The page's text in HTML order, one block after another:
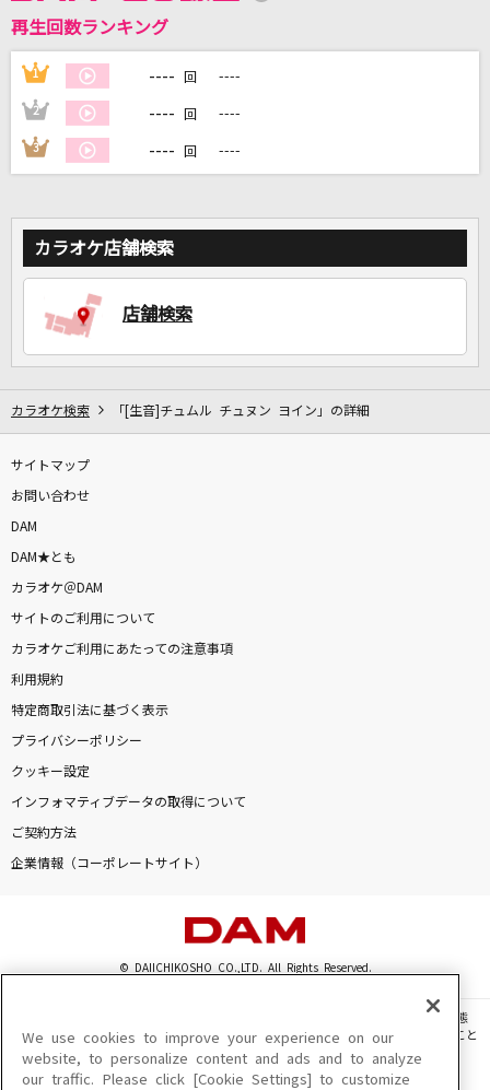
DAMの新曲・ランキングなど
カラオケ最新情報をチェック！
カラオケをもっと楽しもう！
家族や友達と一緒に！練習にも！
再生回数ランキング
1 ---- 回 ----
2 ---- 回 ----
3 ---- 回 ----
カラオケ店舗検索
店舗検索
カラオケ検索 「[生音]チュムル チュヌン ヨイン」の詳細
サイトマップ
お問い合わせ
DAM
DAM★とも
カラオケ＠DAM
サイトのご利用について
カラオケご利用にあたっての注意事項
利用規約
特定商取引法に基づく表示
プライバシーポリシー
クッキー設定
インフォマティブデータの取得について
ご契約方法
企業情報（コーポレートサイト）
© DAIICHIKOSHO CO.,LTD. All Rights Reserved.
このサイトに掲載されている一切の文章・画像・写真・動画・音声等を、手段や形態
を問わず、著作権法の定める範囲を超えて無断で複製、転載、ファイル化などすること
を禁じます。
楽曲及びコンテンツは、機種によりご利用いただけない場合があります。
We use cookies to improve your experience on our
website, to personalize content and ads and to analyze
our traffic. Please click [Cookie Settings] to customize